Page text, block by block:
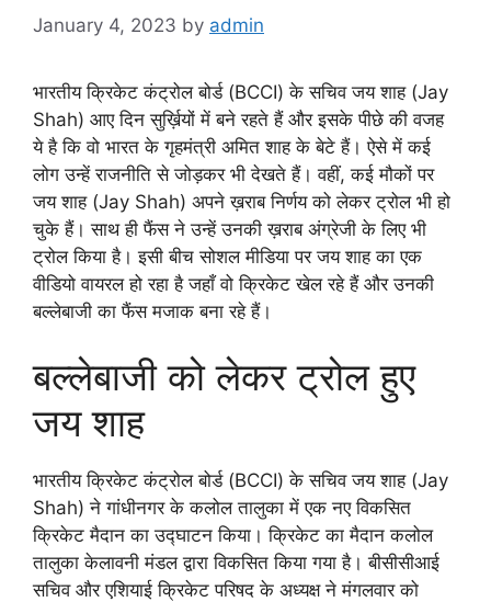
January 4, 2023 by admin
भारतीय क्रिकेट कंट्रोल बोर्ड (BCCI) के सचिव जय शाह (Jay
Shah) आए दिन सुर्ख़ियों में बने रहते हैं और इसके पीछे की वजह
ये है कि वो भारत के गृहमंत्री अमित शाह के बेटे हैं। ऐसे में कई
लोग उन्हें राजनीति से जोड़कर भी देखते हैं। वहीं, कई मौकों पर
जय शाह (Jay Shah) अपने ख़राब निर्णय को लेकर ट्रोल भी हो
चुके हैं। साथ ही फैंस ने उन्हें उनकी ख़राब अंग्रेजी के लिए भी
ट्रोल किया है। इसी बीच सोशल मीडिया पर जय शाह का एक
वीडियो वायरल हो रहा है जहाँ वो क्रिकेट खेल रहे हैं और उनकी
बल्लेबाजी का फैंस मजाक बना रहे हैं।
बल्लेबाजी को लेकर ट्रोल हुए
जय शाह
भारतीय क्रिकेट कंट्रोल बोर्ड (BCCI) के सचिव जय शाह (Jay
Shah) ने गांधीनगर के कलोल तालुका में एक नए विकसित
क्रिकेट मैदान का उद्घाटन किया। क्रिकेट का मैदान कलोल
तालुका केलावनी मंडल द्वारा विकसित किया गया है। बीसीसीआई
सचिव और एशियाई क्रिकेट परिषद के अध्यक्ष ने मंगलवार को